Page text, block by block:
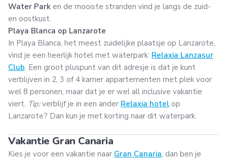
Water Park en de mooiste stranden vind je langs de zuid-
en oostkust.
Playa Blanca op Lanzarote
In Playa Blanca, het meest zuidelijke plaatsje op Lanzarote,
vind je een heerlijk hotel met waterpark: Relaxia Lanzasur
Club. Een groot pluspunt van dit adresje is dat je kunt
verblijven in 2, 3 of 4 kamer appartementen met plek voor
wel 8 personen, maar dat je er wel all inclusive vakantie
viert. Tip:verblijf je in een ander Relaxia hotel op
Lanzarote? Dan kun je met korting naar dit waterpark.
Vakantie Gran Canaria
Kies je voor een vakantie naar Gran Canaria, dan ben je